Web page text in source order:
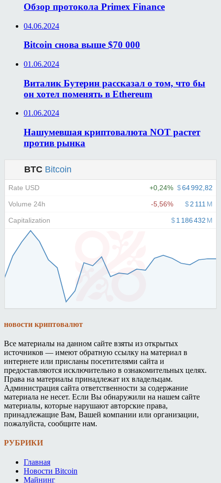
Обзор протокола Primex Finance
04.06.2024
Bitcoin снова выше $70 000
01.06.2024
Виталик Бутерин рассказал о том, что бы
он хотел поменять в Ethereum
01.06.2024
Нашумевшая криптовалюта NOT растет
против рынка
новости криптовалют
Все материалы на данном сайте взяты из открытых
источников — имеют обратную ссылку на материал в
интернете или присланы посетителями сайта и
предоставляются исключительно в ознакомительных целях.
Права на материалы принадлежат их владельцам.
Администрация сайта ответственности за содержание
материала не несет. Если Вы обнаружили на нашем сайте
материалы, которые нарушают авторские права,
принадлежащие Вам, Вашей компании или организации,
пожалуйста, сообщите нам.
РУБРИКИ
Главная
Новости Bitcoin
Майнинг